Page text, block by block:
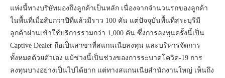
แห่งนี้ทางบริษัทมองถึงลูกค้าเป็นหลัก เนื่องจากจำนวนรถของลูกค้า
ในพื้นที่เมื่อสิบกว่าปีที่แล้วมีราว 100 คัน แต่ปัจจุบันพื้นที่สระบุรีมี
ลูกค้าผ่านเข้าใช้บริการรวมกว่า 1,000 คัน ซึ่งการลงทุนครั้งนี้เป็น
Captive Dealer ถือเป็นสาขาที่สแกนเนียลงทุน และบริหารจัดการ
ทั้งหมดด้วยตัวเอง แม้ช่วงนี้เป็นช่วงของการระบาดโควิด-19 การ
ลงทุนบางอย่างเป็นไปได้ยาก แต่ทางสแกนเนียสำนักงานใหญ่ เห็นถึง